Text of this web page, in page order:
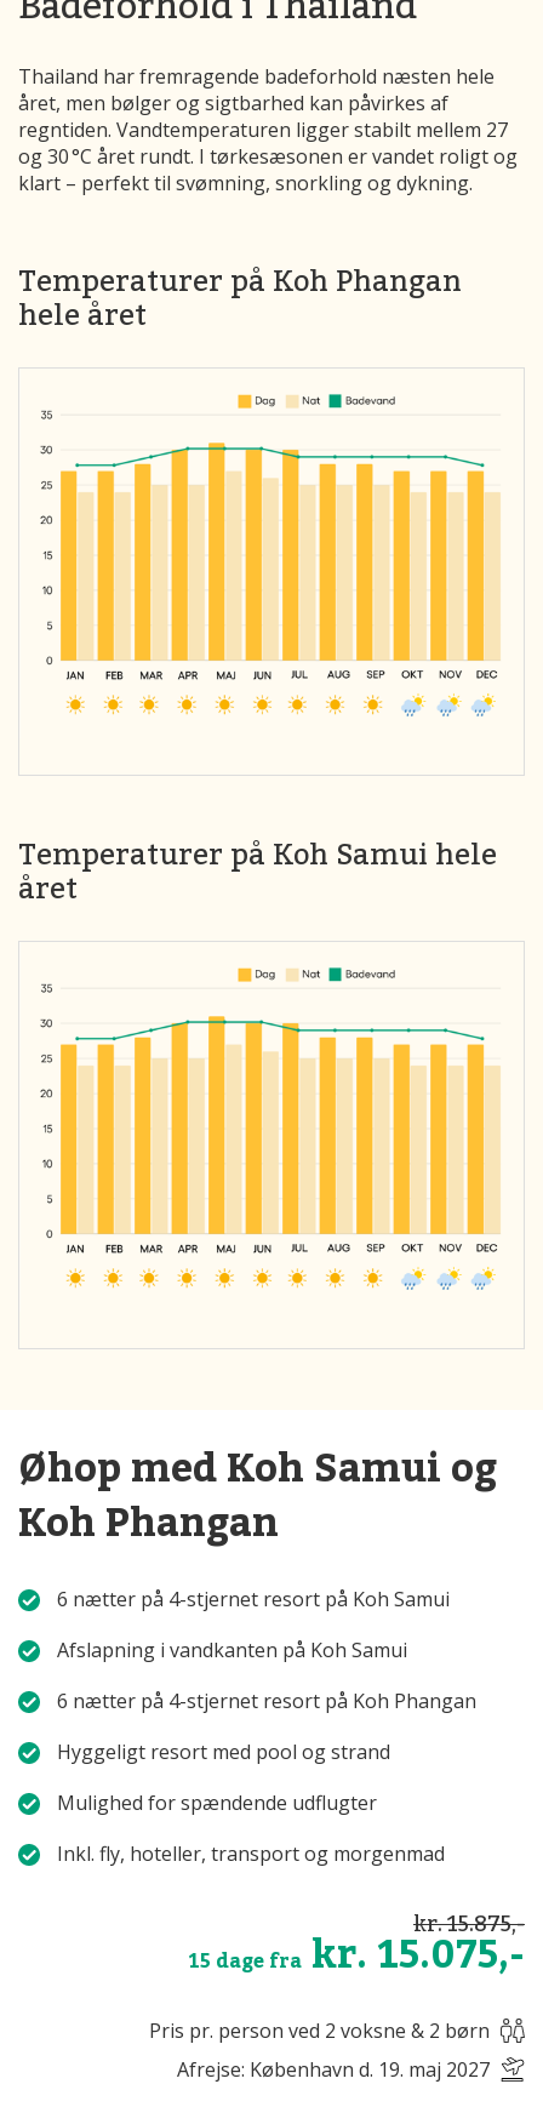
Thailand har fremragende badeforhold næsten hele
året, men bølger og sigtbarhed kan påvirkes af
regntiden. Vandtemperaturen ligger stabilt mellem 27
og 30 °C året rundt. I tørkesæsonen er vandet roligt og
klart – perfekt til svømning, snorkling og dykning.
Temperaturer på Koh Phangan
hele året
Temperaturer på Koh Samui hele
året
Øhop med Koh Samui og
Koh Phangan
6 nætter på 4-stjernet resort på Koh Samui
Afslapning i vandkanten på Koh Samui
6 nætter på 4-stjernet resort på Koh Phangan
Hyggeligt resort med pool og strand
Mulighed for spændende udflugter
Inkl. fly, hoteller, transport og morgenmad
kr. 15.875,-
15 dage fra kr. 15.075,-
Pris pr. person ved 2 voksne & 2 børn
Afrejse: København d. 19. maj 2027